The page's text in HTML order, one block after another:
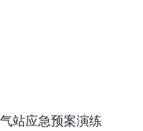
站应急预案演练